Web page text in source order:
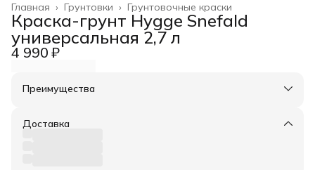
Грунтовочные краски
Грунтовки ›
Главная ›
Краска-грунт Hygge Snefald
универсальная 2,7 л
4 990 ₽
Преимущества
Оплата частями в Сплит
Удобный возврат
Доставка